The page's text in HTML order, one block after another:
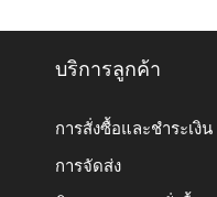
บริการลูกค้า
การสั่งซื้อและชำระเงิน
การจัดส่ง